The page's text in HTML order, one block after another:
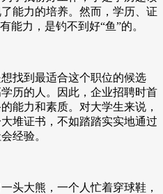
能力的培养。然而，学历、证
能力，是钓不到好“鱼”的。
找到最适合这个职位的候选
历的人。因此，企业招聘时首
能力和素质。对大学生来说，
堆证书，不如踏踏实实地通过
经验。
头大熊，一个人忙着穿球鞋，